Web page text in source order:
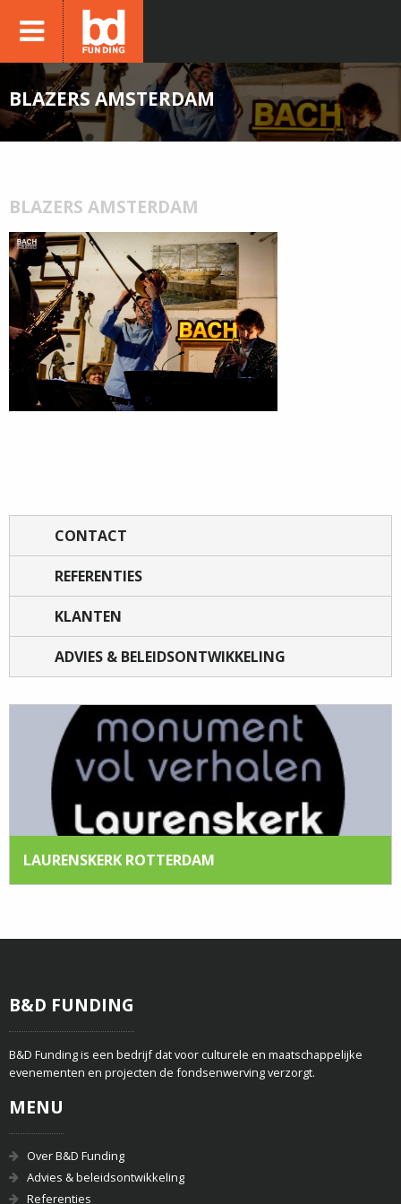
BLAZERS AMSTERDAM
BLAZERS AMSTERDAM
CONTACT
REFERENTIES
KLANTEN
ADVIES & BELEIDSONTWIKKELING
LAURENSKERK ROTTERDAM
B&D FUNDING
B&D Funding is een bedrijf dat voor culturele en maatschappelijke
evenementen en projecten de fondsenwerving verzorgt.
MENU
Over B&D Funding
Advies & beleidsontwikkeling
Referenties